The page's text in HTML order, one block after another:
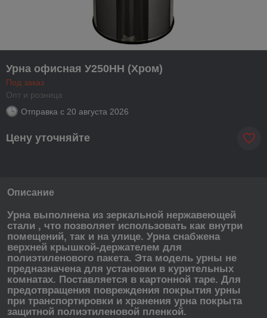
Урна офисная У250НН (Хром)
Под заказ
Опт и розница
Отправка с 20 августа 2026
Цену уточняйте
Описание
Урна выполнена из зеркальной нержавеющей
стали , что позволяет использовать как внутри
помещений, так и на улице. Урна снабжена
верхней крышкой-держателем для
полиэтиленового пакета. Эта модель урны не
предназначена для установки в курительных
комнатах. Поставляется в картонной таре. Для
предотвращения повреждения покрытия урны
при транспортировки и хранения урна покрыта
защитной полиэтиленовой пленкой.